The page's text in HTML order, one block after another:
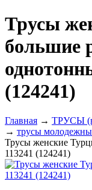
Трусы
большие
(124241)
Главная → ТРУСЫ
→ трусы
Трусы женские
113241 (124241)